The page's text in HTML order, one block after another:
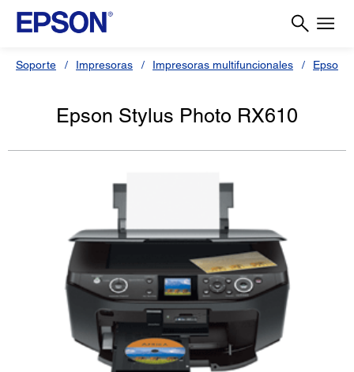
Soporte Impresoras Impresoras multifuncionales Epson
Epson Stylus Photo RX610